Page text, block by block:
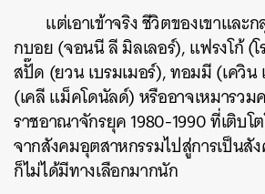
แต่เอาเข้าจริง ชีวิตของเขาและ
กบอย (จอนนี ลี มิลเลอร์), แฟรงโก้ (โ
สปั๊ด (ยวน เบรมเมอร์), ทอมมี (เควิ
(เคลี แม็คโดนัลด์) หรืออาจเหมารว
ราชอาณาจักรยุค 1980-1990 ที่เติบโ
จากสังคมอุตสาหกรรมไปสู่การเป็นสั
ก็ไม่ได้มีทางเลือกมากนัก